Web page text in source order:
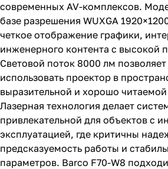
современных AV-комплексов.
базе разрешения WUXGA
четкое отображение графики,
инженерного контента с высокой
Световой поток 8000 лм
использовать проектор в
выразительной и хорошо
Лазерная технология делает
привлекательной для объектов с
эксплуатацией, где критичны
предсказуемость работы и
параметров. Barco F70-W8